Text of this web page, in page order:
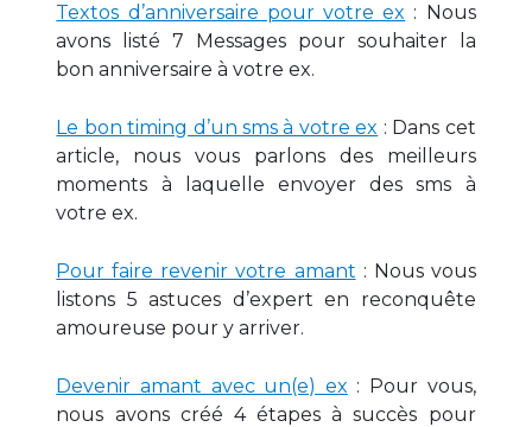
Textos d’anniversaire pour votre ex : Nous
avons listé 7 Messages pour souhaiter la
bon anniversaire à votre ex.
Le bon timing d’un sms à votre ex : Dans cet
article, nous vous parlons des meilleurs
moments à laquelle envoyer des sms à
votre ex.
Pour faire revenir votre amant : Nous vous
listons 5 astuces d’expert en reconquête
amoureuse pour y arriver.
Devenir amant avec un(e) ex : Pour vous,
nous avons créé 4 étapes à succès pour